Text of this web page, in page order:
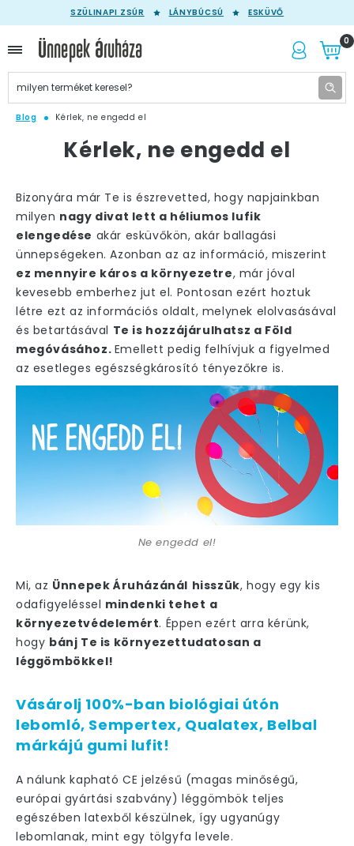
SZÜLINAPI ZSÚR LÁNYBÚCSÚ ESKÜVŐ
0
Blog Kérlek, ne engedd el
Kérlek, ne engedd el
Bizonyára már Te is észrevetted, hogy napjainkban
milyen nagy divat lett a héliumos lufik
elengedése akár esküvőkön, akár ballagási
ünnepségeken. Azonban az az információ, miszerint
ez mennyire káros a környezetre, már jóval
kevesebb emberhez jut el. Pontosan ezért hoztuk
létre ezt az információs oldalt, melynek elolvasásával
és betartásával Te is hozzájárulhatsz a Föld
megóvásához. Emellett pedig felhívjuk a figyelmed
az esetleges egészségkárosító tényezőkre is.
Ne engedd el!
Mi, az Ünnepek Áruházánál hisszük, hogy egy kis
odafigyeléssel mindenki tehet a
környezetvédelemért. Éppen ezért arra kérünk,
hogy bánj Te is környezettudatosan a
léggömbökkel!
Vásárolj 100%-ban biológiai útón
lebomló, Sempertex, Qualatex, Belbal
márkájú gumi lufit!
A nálunk kapható CE jelzésű (magas minőségű,
európai gyártási szabvány) léggömbök teljes
egészében latexből készülnek, így ugyanúgy
lebomlanak, mint egy tölgyfa levele.